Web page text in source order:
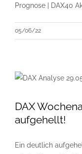
Prognose | DAX40
05/06/22
DAX
aufgehellt!
Ein deutlich